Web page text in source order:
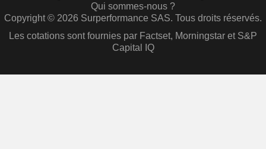
Qui sommes-nous ?
Copyright © 2026 Surperformance SAS. Tous droits réservés.
Les cotations sont fournies par Factset, Morningstar et S&P
Capital IQ